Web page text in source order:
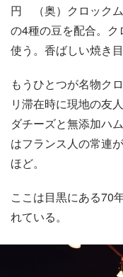
円 （奥）クロック
の4種の豆を配合。ク
使う。香ばしい焼き
もうひとつが名物ク
リ滞在時に現地の友
ダチーズと無添加ハ
はフランス人の常連
ほど。
ここは目黒にある70
れている。